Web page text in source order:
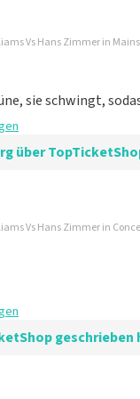
echten Kunden.
mit
bis eine
Vs Hans Zimmer in
sie schwingt,
über
über
van een review op
Vs Hans Zimmer in
geschrieben